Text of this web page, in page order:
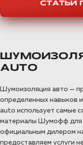
СТАТЬИ
AUTO
Шумоизоляция авто —
определенных навыков
auto использует самые
материалы Шумофф для
официальным дилером
предоставляем услуги